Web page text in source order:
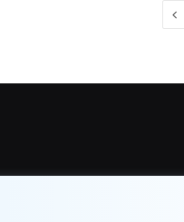
التالي